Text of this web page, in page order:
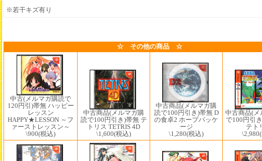
※若干キズ有り
☆ その他の商品 ☆
中古(メルマガ購読で
120円引)帯無 ハッピー
レッスン
HAPPY★LESSON ～フ
ァーストレッスン～
\900(税込)
中古商品(メルマガ購
読で100円引き)帯無 テ
トリス TETRIS 4D
\1,600(税込)
中古商品(メルマガ購
読で100円引き)帯無 D
の食卓2 ホープパッケ
ージ
\1,280(税込)
中古商品(メ
で100円引
テト
\2,980